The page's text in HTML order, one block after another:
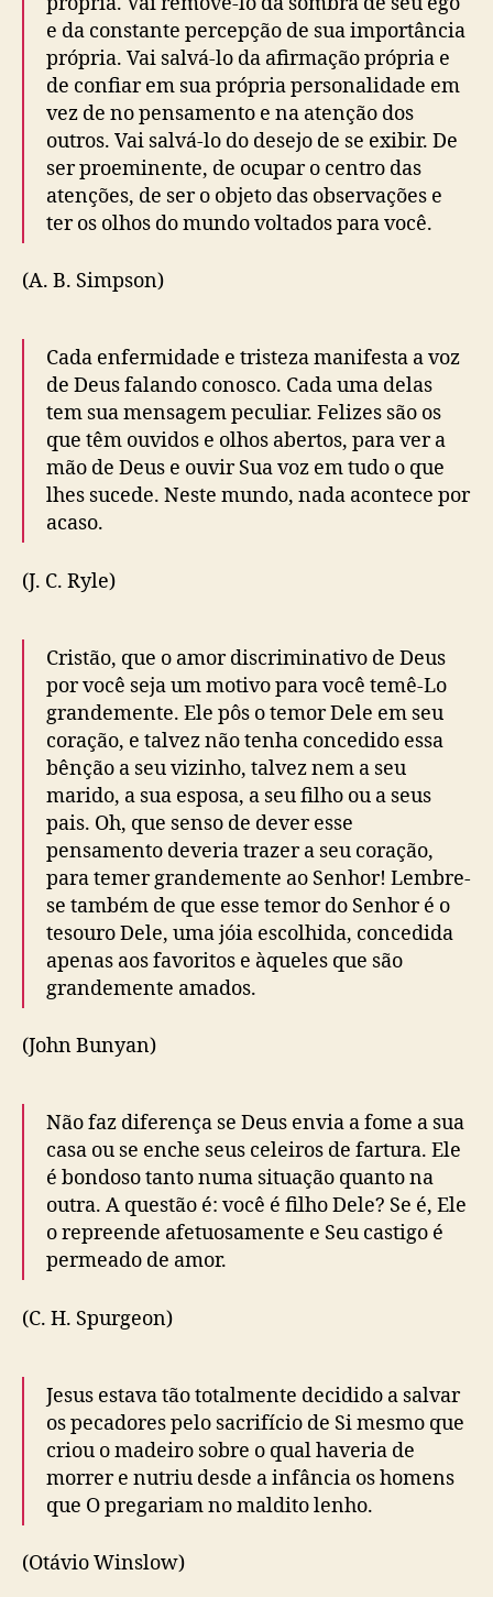
e da constante percepção de sua importância
própria. Vai salvá-lo da afirmação própria e
de confiar em sua própria personalidade em
vez de no pensamento e na atenção dos
outros. Vai salvá-lo do desejo de se exibir. De
ser proeminente, de ocupar o centro das
atenções, de ser o objeto das observações e
ter os olhos do mundo voltados para você.
(A. B. Simpson)
Cada enfermidade e tristeza manifesta a voz
de Deus falando conosco. Cada uma delas
tem sua mensagem peculiar. Felizes são os
que têm ouvidos e olhos abertos, para ver a
mão de Deus e ouvir Sua voz em tudo o que
lhes sucede. Neste mundo, nada acontece por
acaso.
(J. C. Ryle)
Cristão, que o amor discriminativo de Deus
por você seja um motivo para você temê-Lo
grandemente. Ele pôs o temor Dele em seu
coração, e talvez não tenha concedido essa
bênção a seu vizinho, talvez nem a seu
marido, a sua esposa, a seu filho ou a seus
pais. Oh, que senso de dever esse
pensamento deveria trazer a seu coração,
para temer grandemente ao Senhor! Lembre-
se também de que esse temor do Senhor é o
tesouro Dele, uma jóia escolhida, concedida
apenas aos favoritos e àqueles que são
grandemente amados.
(John Bunyan)
Não faz diferença se Deus envia a fome a sua
casa ou se enche seus celeiros de fartura. Ele
é bondoso tanto numa situação quanto na
outra. A questão é: você é filho Dele? Se é, Ele
o repreende afetuosamente e Seu castigo é
permeado de amor.
(C. H. Spurgeon)
Jesus estava tão totalmente decidido a salvar
os pecadores pelo sacrifício de Si mesmo que
criou o madeiro sobre o qual haveria de
morrer e nutriu desde a infância os homens
que O pregariam no maldito lenho.
(Otávio Winslow)